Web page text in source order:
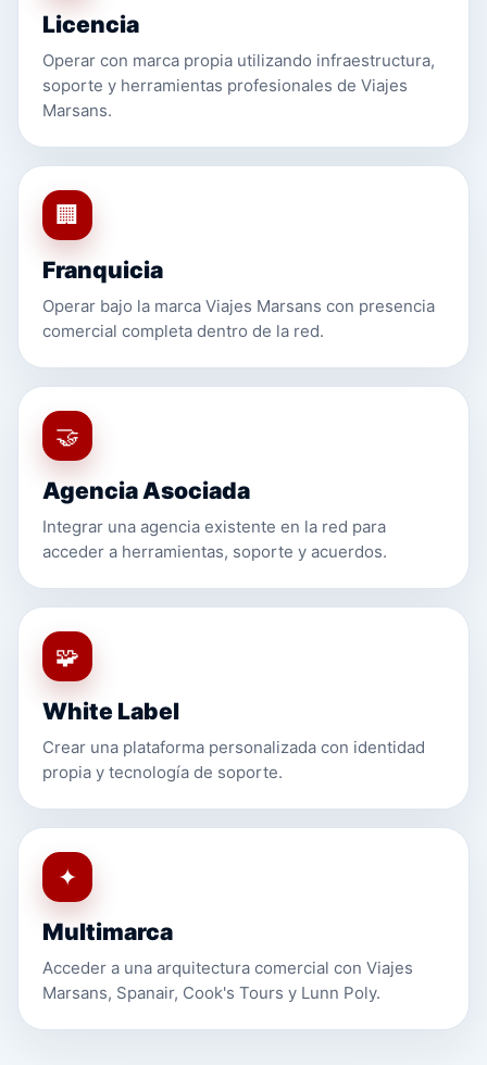
Licencia
Operar con marca propia utilizando infraestructura,
soporte y herramientas profesionales de Viajes
Marsans.
🏢
Franquicia
Operar bajo la marca Viajes Marsans con presencia
comercial completa dentro de la red.
🤝
Agencia Asociada
Integrar una agencia existente en la red para
acceder a herramientas, soporte y acuerdos.
🧩
White Label
Crear una plataforma personalizada con identidad
propia y tecnología de soporte.
✦
Multimarca
Acceder a una arquitectura comercial con Viajes
Marsans, Spanair, Cook's Tours y Lunn Poly.